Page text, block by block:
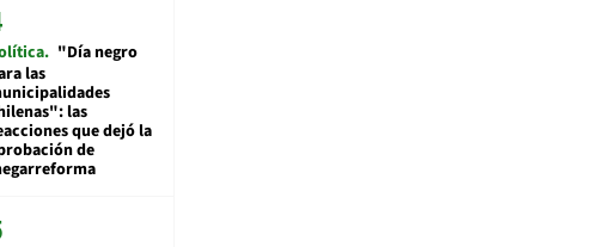
"Día negro
las
las
que dejó la
de